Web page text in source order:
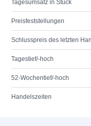
Tagesumsatz in Stück
Preisfeststellungen
Schlusspreis des letzten
Tagestief/-hoch
52-Wochentief/-hoch
Handelszeiten